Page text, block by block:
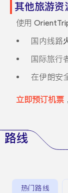
其他旅游资
使用
国内线路
国际旅行
在伊朗安
立即预订机票
路线
热门路线